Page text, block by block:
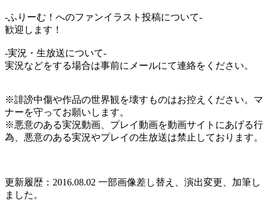
-ふりーむ！へのファンイラスト投稿について-
歓迎します！
-実況・生放送について-
実況などをする場合は事前にメールにて連絡をください。
※誹謗中傷や作品の世界観を壊すものはお控えください。マ
ナーを守ってお願いします。
※悪意のある実況動画、プレイ動画を動画サイトにあげる行
為、悪意のある実況やプレイの生放送は禁止しております。
更新履歴：2016.08.02 一部画像差し替え、演出変更、加筆し
ました。